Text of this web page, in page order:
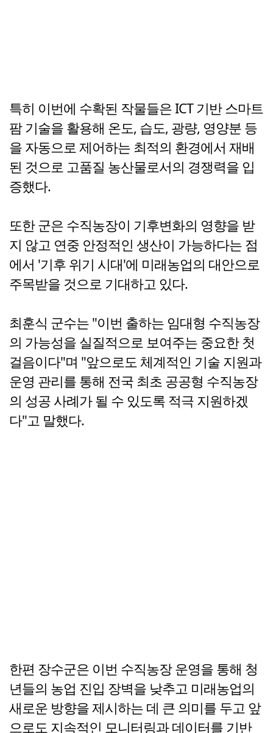
특히 이번에 수확된 작물들은 ICT 기반 스마트
팜 기술을 활용해 온도, 습도, 광량, 영양분 등
을 자동으로 제어하는 최적의 환경에서 재배
된 것으로 고품질 농산물로서의 경쟁력을 입
증했다.
또한 군은 수직농장이 기후변화의 영향을 받
지 않고 연중 안정적인 생산이 가능하다는 점
에서 '기후 위기 시대'에 미래농업의 대안으로
주목받을 것으로 기대하고 있다.
최훈식 군수는 "이번 출하는 임대형 수직농장
의 가능성을 실질적으로 보여주는 중요한 첫
걸음이다"며 "앞으로도 체계적인 기술 지원과
운영 관리를 통해 전국 최초 공공형 수직농장
의 성공 사례가 될 수 있도록 적극 지원하겠
다"고 말했다.
한편 장수군은 이번 수직농장 운영을 통해 청
년들의 농업 진입 장벽을 낮추고 미래농업의
새로운 방향을 제시하는 데 큰 의미를 두고 앞
으로도 지속적인 모니터링과 데이터를 기반